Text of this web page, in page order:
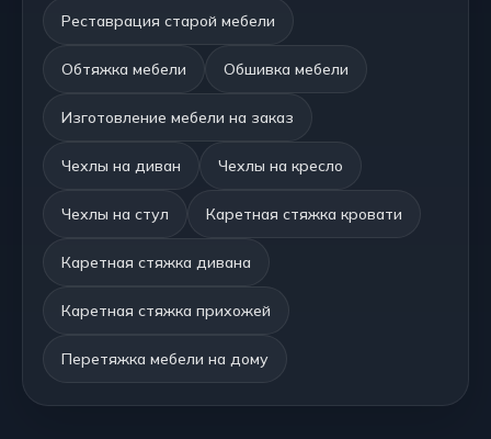
Реставрация старой мебели
Обтяжка мебели Обшивка мебели
Изготовление мебели на заказ
Чехлы на диван Чехлы на кресло
Чехлы на стул Каретная стяжка кровати
Каретная стяжка дивана
Каретная стяжка прихожей
Перетяжка мебели на дому